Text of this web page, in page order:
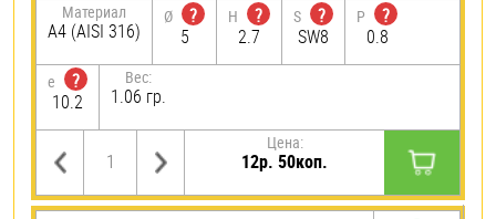
Материал
A4 (AISI 316)
Ø
?
5
H
?
2.7
S
?
SW8
P
?
0.8
e
?
10.2
Вес:
1.06 гр.
Цена:
12р. 50коп.